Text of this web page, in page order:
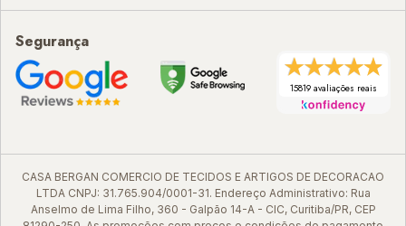
Segurança
15819 avaliações reais
CASA BERGAN COMERCIO DE TECIDOS E ARTIGOS DE DECORACAO
LTDA CNPJ: 31.765.904/0001-31. Endereço Administrativo: Rua
Anselmo de Lima Filho, 360 - Galpão 14-A - CIC, Curitiba/PR, CEP